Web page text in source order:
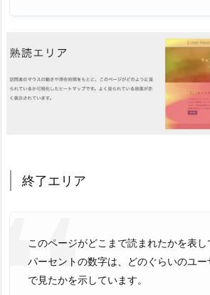
終了エリア
このページがどこまで読まれたかを表し
パーセントの数字は、どのぐらいのユー
で見たかを示しています。